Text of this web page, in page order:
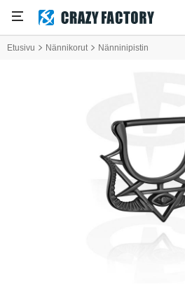
Etusivu Nännikorut Nänninipistin